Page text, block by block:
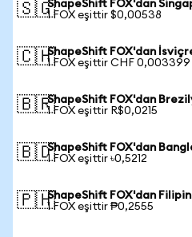
🇸🇬ShapeShift FOX'dan
1 FOX eşittir $0,00538
🇨🇭ShapeShift FOX'dan
1 FOX eşittir CHF 0,003399
🇧🇷ShapeShift FOX'dan
1 FOX eşittir R$0,0215
🇧🇩ShapeShift FOX'dan
1 FOX eşittir ৳0,5212
🇵🇭ShapeShift FOX'dan
1 FOX eşittir ₱0,2555